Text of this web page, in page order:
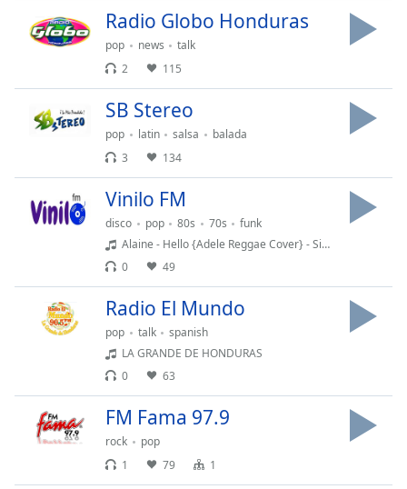
modal
window.
Beginning
dialog
will
cancel
window.
Opacity
Radio Globo Honduras
pop news
talk
2
115
SB Stereo
pop latin salsa
balada
3
134
Vinilo FM
disco pop 80s 70s
funk
Alaine - Hello {Adele Reggae Cover} - Single
0
49
Radio El Mundo
pop talk
spanish
LA GRANDE DE HONDURAS
0
63
FM Fama 97.9
rock
pop
1
79 1